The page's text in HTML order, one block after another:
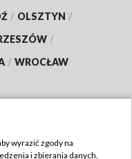
/ OLSZTYN /
/
/ WROCŁAW
wyrazić zgody na
i zbierania danych,